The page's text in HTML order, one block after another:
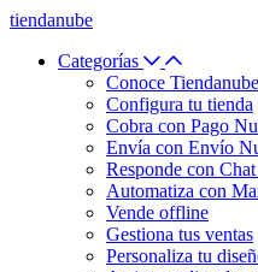
tiendanube
Categorías
Conoce Tiendanube
Configura tu tienda
Cobra con Pago
Envía con Envío
Responde con
Automatiza con
Vende offline
Gestiona tus ventas
Personaliza tu